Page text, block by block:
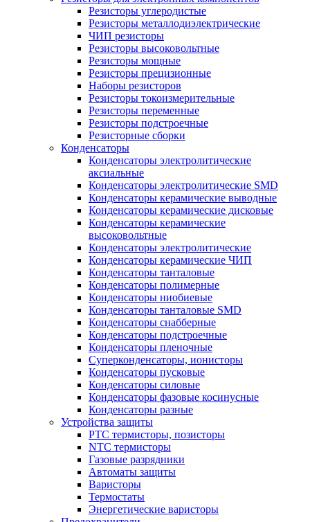
Резисторы углеродистые
Резисторы металлодиэлектрические
ЧИП резисторы
Резисторы высоковольтные
Резисторы мощные
Резисторы прецизионные
Наборы резисторов
Резисторы токоизмерительные
Резисторы переменные
Резисторы подстроечные
Резисторные сборки
Конденсаторы
Конденсаторы электролитические
аксиальные
Конденсаторы электролитические SMD
Конденсаторы керамические выводные
Конденсаторы керамические дисковые
Конденсаторы керамические
высоковольтные
Конденсаторы электролитические
Конденсаторы керамические ЧИП
Конденсаторы танталовые
Конденсаторы полимерные
Конденсаторы ниобиевые
Конденсаторы танталовые SMD
Конденсаторы снабберные
Конденсаторы подстроечные
Конденсаторы пленочные
Суперконденсаторы, ионисторы
Конденсаторы пусковые
Конденсаторы силовые
Конденсаторы фазовые косинусные
Конденсаторы разные
Устройства защиты
PTC термисторы, позисторы
NTC термисторы
Газовые разрядники
Автоматы защиты
Варисторы
Термостаты
Энергетические варисторы